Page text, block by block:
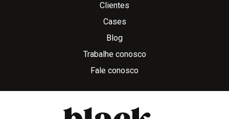
Clientes
Cases
Blog
Trabalhe conosco
Fale conosco